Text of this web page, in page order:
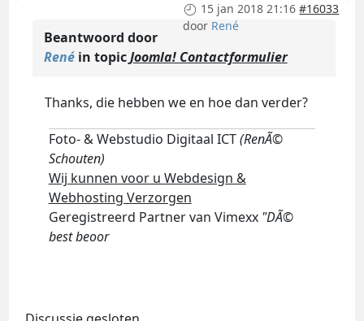
15 jan 2018 21:16 #16033
door René
Beantwoord door
Renéin topicJoomla! Contactformulier
Thanks, die hebben we en hoe dan verder?
Foto- & Webstudio Digitaal ICT(RenÃ©
Schouten)
Wij kunnen voor u Webdesign &
Webhosting Verzorgen
Geregistreerd Partner van Vimexx "DÃ©
best beoor